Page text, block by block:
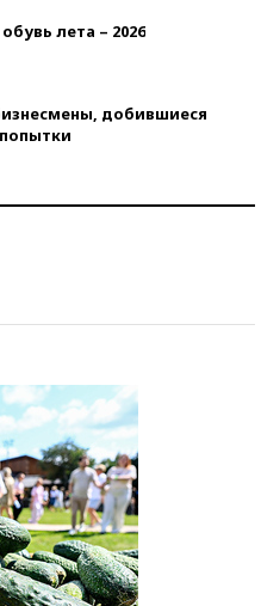
лета – 2026
добившиеся